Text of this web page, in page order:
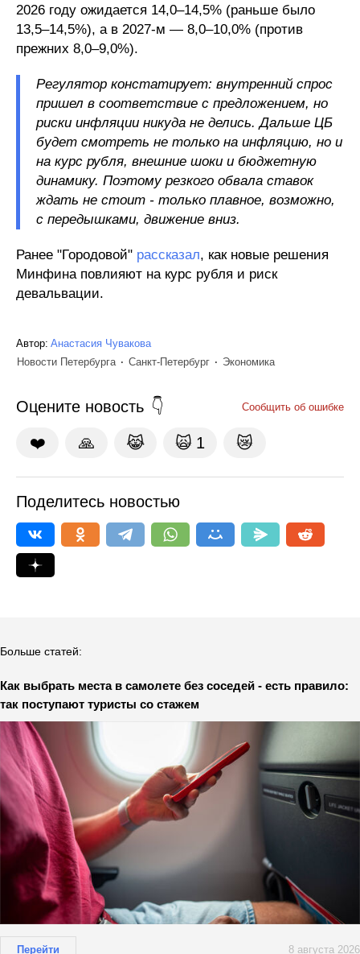
2026 году ожидается 14,0–14,5% (раньше было
13,5–14,5%), а в 2027-м — 8,0–10,0% (против
прежних 8,0–9,0%).
Регулятор констатирует: внутренний спрос
пришел в соответствие с предложением, но
риски инфляции никуда не делись. Дальше ЦБ
будет смотреть не только на инфляцию, но и
на курс рубля, внешние шоки и бюджетную
динамику. Поэтому резкого обвала ставок
ждать не стоит - только плавное, возможно,
с передышками, движение вниз.
Ранее "Городовой" рассказал, как новые решения
Минфина повлияют на курс рубля и риск
девальвации.
Автор: Анастасия Чувакова
Новости Петербурга
Санкт-Петербург Экономика
Оцените новость Сообщить об ошибке
❤️ 🙏 😹 🙀 1 😿
Поделитесь новостью
Больше статей:
Как выбрать места в самолете без соседей - есть правило:
так поступают туристы со стажем
Перейти 8 августа 2026